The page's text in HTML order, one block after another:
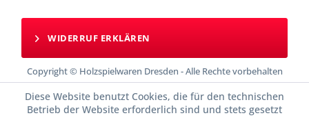
WIDERRUF ERKLÄREN
Copyright © Holzspielwaren Dresden - Alle Rechte vorbehalten
Diese Website benutzt Cookies, die für den technischen
Betrieb der Website erforderlich sind und stets gesetzt